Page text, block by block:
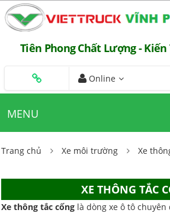
Tiên Phong Chất Lượng -
Online
MENU
Trang chủ Xe môi trường Xe
XE THÔNG TẮC
Xe thông tắc cống là dòng xe ô tô